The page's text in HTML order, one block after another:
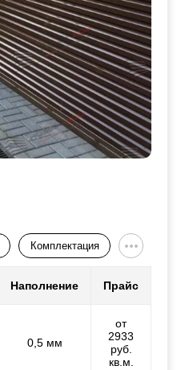
Комплектация
Наполнение Прайс
0,5 мм
от
2933
руб.
кв.м.